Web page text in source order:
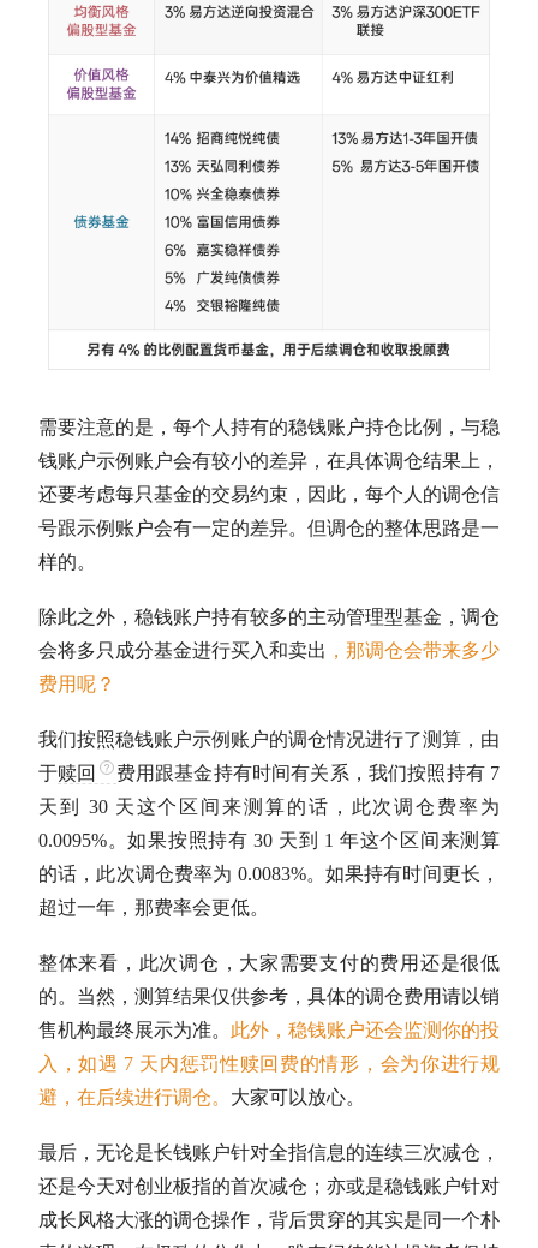
需要注意的是，每个人持有的稳钱账户持仓比例，与稳
钱账户示例账户会有较小的差异，在具体调仓结果上，
还要考虑每只基金的交易约束，因此，每个人的调仓信
号跟示例账户会有一定的差异。但调仓的整体思路是一
样的。
除此之外，稳钱账户持有较多的主动管理型基金，调仓
会将多只成分基金进行买入和卖出 ，那调仓会带来多少
费用呢？
我们按照稳钱账户示例账户的调仓情况进行了测算，由
于赎回
费用跟基金持有时间有关系，我们按照持有 7
天到 30 天这个区间来测算的话，此次调仓费率为
0.0095%。如果按照持有 30 天到 1 年这个区间来测算
的话，此次调仓费率为 0.0083%。如果持有时间更长，
超过一年，那费率会更低。
整体来看，此次调仓，大家需要支付的费用还是很低
的。当然，测算结果仅供参考，具体的调仓费用请以销
售机构最终展示为准。 此外，稳钱账户还会监测你的投
入，如遇 7 天内惩罚性赎回 费的情形，会为你进行规
避，在后续进行调仓。 大家可以放心。
最后，无论是长钱账户针对全指信息的连续三次减仓，
还是今天对创业板指的首次减仓；亦或是稳钱账户针对
成长风格大涨的调仓操作，背后贯穿的其实是同一个朴